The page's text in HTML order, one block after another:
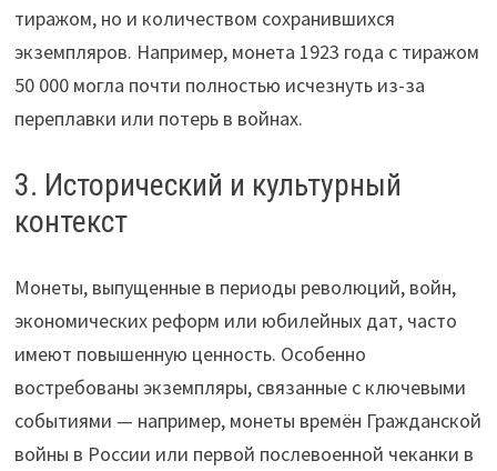
тиражом, но и количеством сохранившихся
экземпляров. Например, монета 1923 года с тиражом
50 000 могла почти полностью исчезнуть из-за
переплавки или потерь в войнах.
3. Исторический и культурный
контекст
Монеты, выпущенные в периоды революций, войн,
экономических реформ или юбилейных дат, часто
имеют повышенную ценность. Особенно
востребованы экземпляры, связанные с ключевыми
событиями — например, монеты времён Гражданской
войны в России или первой послевоенной чеканки в